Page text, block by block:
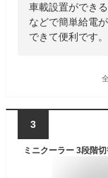
車載設置ができ
などで簡単給電
できて便利です。
3